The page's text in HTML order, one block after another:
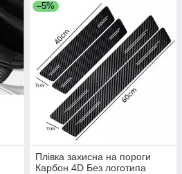
–5%
Плівка захисна на пороги
Карбон 4D Без логотипа